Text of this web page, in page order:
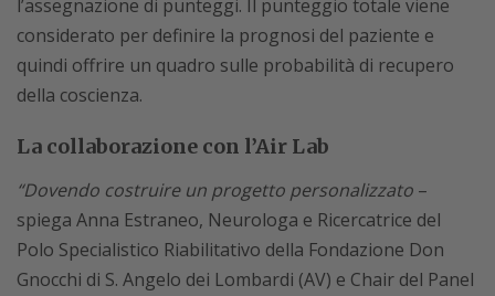
l’assegnazione di punteggi. Il punteggio totale viene
considerato per definire la prognosi del paziente e
quindi offrire un quadro sulle probabilità di recupero
della coscienza.
La collaborazione con l’Air Lab
“Dovendo costruire un progetto personalizzato –
spiega Anna Estraneo, Neurologa e Ricercatrice del
Polo Specialistico Riabilitativo della Fondazione Don
Gnocchi di S. Angelo dei Lombardi (AV) e Chair del Panel